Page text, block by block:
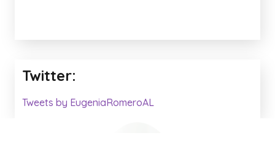
Twitter:
Tweets by EugeniaRomeroAL